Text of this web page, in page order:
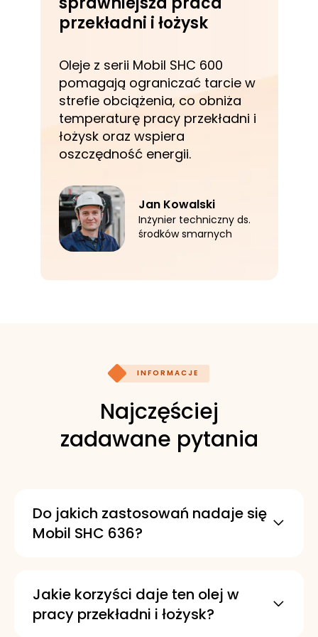
przekładni i łożysk
Oleje z serii Mobil SHC 600
pomagają ograniczać tarcie w
strefie obciążenia, co obniża
temperaturę pracy przekładni i
łożysk oraz wspiera
oszczędność energii.
Jan Kowalski
Inżynier techniczny ds.
środków smarnych
INFORMACJE
Najczęściej
zadawane pytania
Do jakich zastosowań nadaje się
Mobil SHC 636?
łożysk. Sprawdza się w szerokim
zakresie urządzeń, także w
wymagających zastosowaniach w
Jakie korzyści daje ten olej w
pracy przekładni i łożysk?